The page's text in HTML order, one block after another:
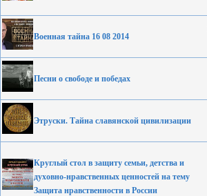
Военная тайна 16 08 2014
Песни о свободе и победах
Этруски. Тайна славянской цивилизации
Круглый стол в защиту семьи, детства и
духовно-нравственных ценностей на тему
Защита нравственности в России